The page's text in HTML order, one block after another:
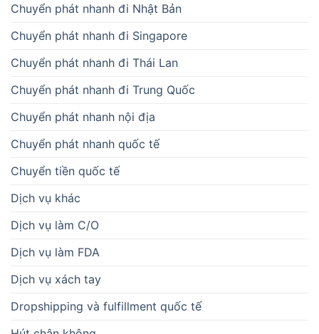
Chuyển phát nhanh đi Nhật Bản
Chuyển phát nhanh đi Singapore
Chuyển phát nhanh đi Thái Lan
Chuyển phát nhanh đi Trung Quốc
Chuyển phát nhanh nội địa
Chuyển phát nhanh quốc tế
Chuyển tiền quốc tế
Dịch vụ khác
Dịch vụ làm C/O
Dịch vụ làm FDA
Dịch vụ xách tay
Dropshipping và fulfillment quốc tế